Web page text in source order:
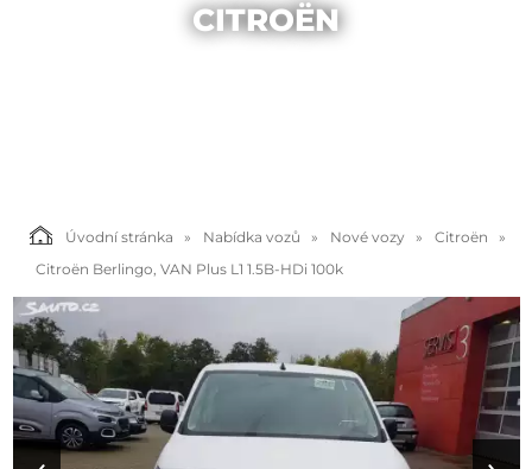
CITROËN
Úvodní stránka Nabídka vozů Nové vozy
Citroën
Citroën Berlingo, VAN Plus L1 1.5B-HDi 100k